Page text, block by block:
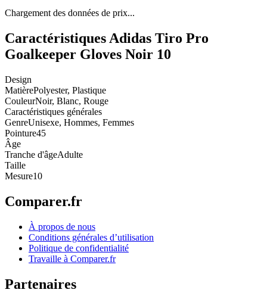
Chargement des données de prix...
Caractéristiques Adidas Tiro Pro
Goalkeeper Gloves Noir 10
Design
MatièrePolyester, Plastique
CouleurNoir, Blanc, Rouge
Caractéristiques générales
GenreUnisexe, Hommes, Femmes
Pointure45
Âge
Tranche d'âgeAdulte
Taille
Mesure10
Comparer.fr
À propos de nous
Conditions générales d’utilisation
Politique de confidentialité
Travaille à Comparer.fr
Partenaires